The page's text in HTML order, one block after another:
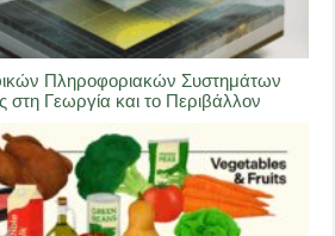
Πληροφοριακών Συστημάτων
στη Γεωργία και το Περιβάλλον